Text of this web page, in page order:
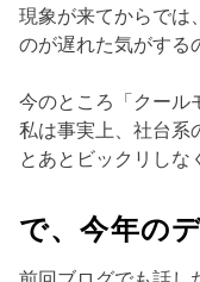
現象が来てからでは
のが遅れた気がする
今のところ「クール
私は事実上、社台系
とあとビックリしな
で、今年の